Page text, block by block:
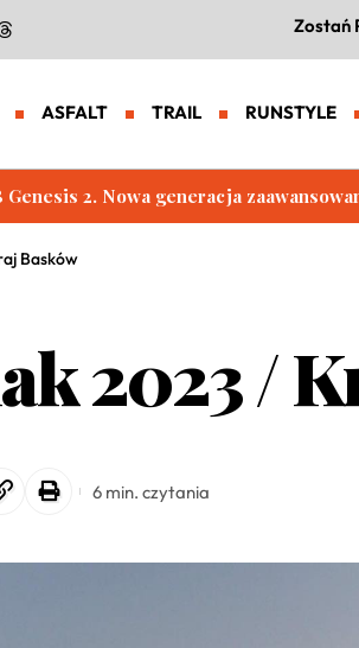
Zostań
ASFALT TRAIL RUNSTYLE
Genesis 2. Nowa generacja
Basków
2023 /
6 min. czytania